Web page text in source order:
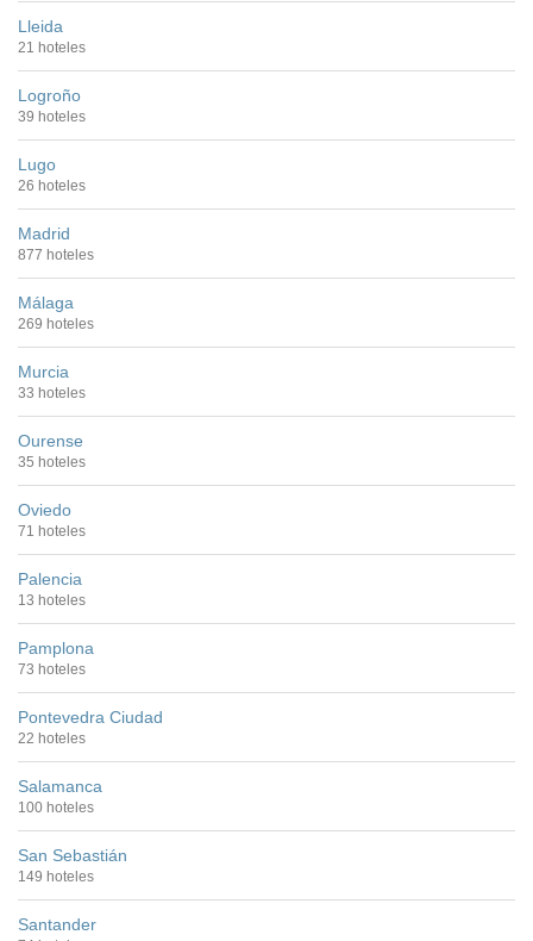
Lleida
21 hoteles
Logroño
39 hoteles
Lugo
26 hoteles
Madrid
877 hoteles
Málaga
269 hoteles
Murcia
33 hoteles
Ourense
35 hoteles
Oviedo
71 hoteles
Palencia
13 hoteles
Pamplona
73 hoteles
Pontevedra Ciudad
22 hoteles
Salamanca
100 hoteles
San Sebastián
149 hoteles
Santander